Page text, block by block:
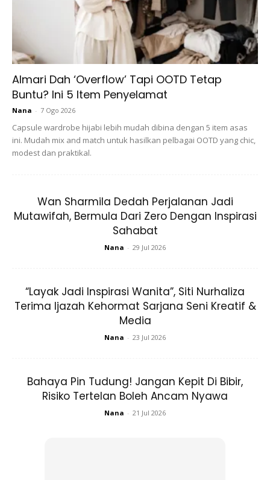
di Jakarta.
View this post on Instagram
Almari Dah ‘Overflow’ Tapi OOTD Tetap
Buntu? Ini 5 Item Penyelamat
Nana - 7 Ogo 2026
Capsule wardrobe hijabi lebih mudah dibina dengan 5 item asas
ini. Mudah mix and match untuk hasilkan pelbagai OOTD yang chic,
modest dan praktikal.
Wan Sharmila Dedah Perjalanan Jadi
Mutawifah, Bermula Dari Zero Dengan Inspirasi
Sahabat
Nana - 29 Jul 2026
“Layak Jadi Inspirasi Wanita”, Siti Nurhaliza
Terima Ijazah Kehormat Sarjana Seni Kreatif &
Media
Nana - 23 Jul 2026
Bahaya Pin Tudung! Jangan Kepit Di Bibir,
Risiko Tertelan Boleh Ancam Nyawa
Nana - 21 Jul 2026